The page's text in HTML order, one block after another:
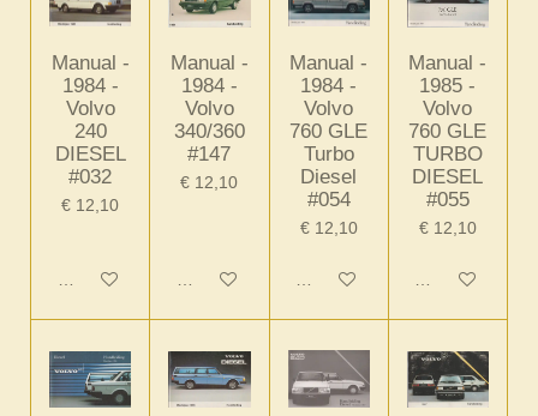
Manual -
1984 -
Volvo
240
DIESEL
#032
€ 12,10
In winkelwagen
Manual -
1984 -
Volvo
340/360
#147
€ 12,10
In winkelwagen
Manual -
1984 -
Volvo
760 GLE
Turbo
Diesel
#054
€ 12,10
In winkelwagen
Manual -
1985 -
Volvo
760 GLE
TURBO
DIESEL
#055
€ 12,10
In winkelwagen